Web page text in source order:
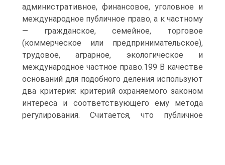
административное, финансовое, уголовное и
международное публичное право, а к частному
— гражданское, семейное, торговое
(коммерческое или предпринимательское),
трудовое, аграрное, экологическое и
международное частное право.199 В качестве
оснований для подобного деления используют
два критерия: критерий охраняемого законом
интереса и соответствующего ему метода
регулирования. Считается, что публичное